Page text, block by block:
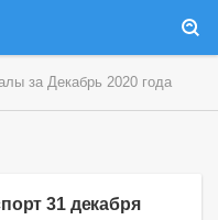
за Декабрь 2020 года
31 декабря